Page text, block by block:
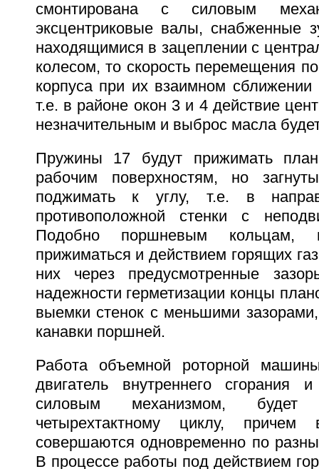
смонтирована с силовым
эксцентриковые валы, снабженные
находящимися в зацеплении с
колесом, то скорость перемещения
корпуса при их взаимном
т.е. в районе окон 3 и 4 действие
незначительным и выброс масла
Пружины 17 будут прижимать
рабочим поверхностям, но
поджимать к углу, т.е. в
противоположной стенки с
Подобно поршневым кольцам,
прижиматься и действием горящих
них через предусмотренные
надежности герметизации концы
выемки стенок с меньшими
канавки поршней.
Работа объемной роторной
двигатель внутреннего сгорания
силовым механизмом, будет
четырехтактному циклу,
совершаются одновременно по
В процессе работы под действием